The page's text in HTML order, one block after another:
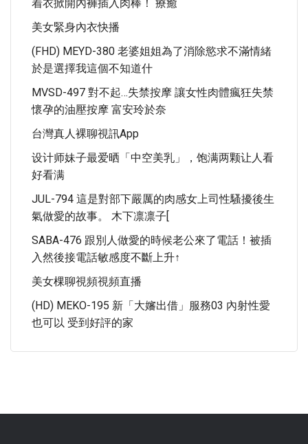
着衣掀開內褲插入肉棒！ 療癒
美女緊身內衣快播
(FHD) MEYD-380 老婆姐姐為了消除慾求不滿情緒
於是選擇我這個不知道什
MVSD-497 對不起…失禁按摩 讓女性肉體瘋狂失禁
懷孕的油壓按摩 富安玲於奈
台灣真人裸聊視訊app
设计师妹子最爱晒「中空美乳」，饱满两颗让人看
好看满
JUL-794 這是對部下嚴厲的肉感女上司性騷擾後生
氣做愛的故事。 木下凛凛子[
SABA-476 跟別人做愛的時候老公來了電話！被插
入然後接電話敏感度不斷上升↑
美女棵聊視頻視頻直播
(HD) MEKO-195 新「大嬸出借」服務03 內射性愛
也可以 受到好評的家